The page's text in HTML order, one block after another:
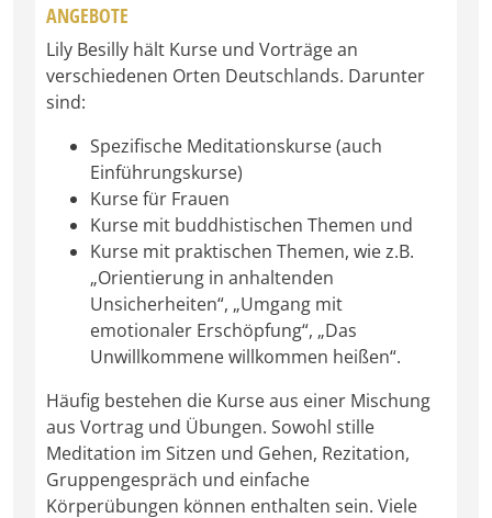
ANGEBOTE
Lily Besilly hält Kurse und Vorträge an
verschiedenen Orten Deutschlands. Darunter
sind:
Spezifische Meditationskurse (auch
Einführungskurse)
Kurse für Frauen
Kurse mit buddhistischen Themen und
Kurse mit praktischen Themen, wie z.B.
„Orientierung in anhaltenden
Unsicherheiten“, „Umgang mit
emotionaler Erschöpfung“, „Das
Unwillkommene willkommen heißen“.
Häufig bestehen die Kurse aus einer Mischung
aus Vortrag und Übungen. Sowohl stille
Meditation im Sitzen und Gehen, Rezitation,
Gruppengespräch und einfache
Körperübungen können enthalten sein. Viele